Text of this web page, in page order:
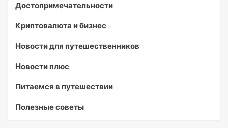
Достопримечательности
Криптовалюта и бизнес
Новости для путешественников
Новости плюс
Питаемся в путешествии
Полезные советы